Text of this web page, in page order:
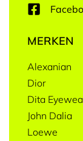
MERKEN
Alexanian
Dior
Dita
John Dalia
Loewe